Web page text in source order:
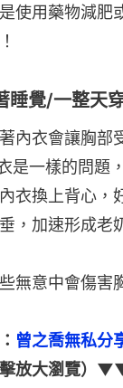
使用藥物減肥
睡覺/一整天
內衣會讓胸部
是一樣的問題
衣換上背心，
，加速形成老
無意中會傷害
曾之喬無私分
擊放大瀏覽）